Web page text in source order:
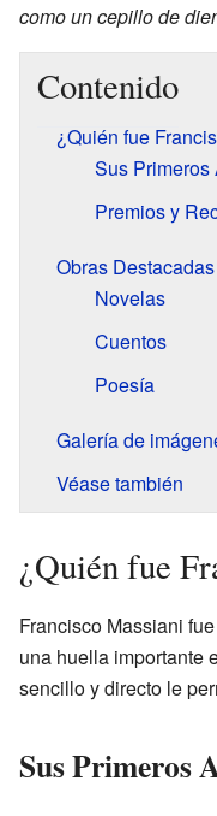
como un cepillo de
Contenido
¿Quién fue
Sus Primeros
Premios y
Obras
Novelas
Cuentos
Poesía
Galería de
Véase también
¿Quién fue
Francisco Massiani
una huella importante
sencillo y directo le
Sus Primeros